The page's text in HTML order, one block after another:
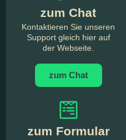
zum Chat
Kontaktieren Sie unseren
Support gleich hier auf
der Webseite.
zum Chat
zum Formular